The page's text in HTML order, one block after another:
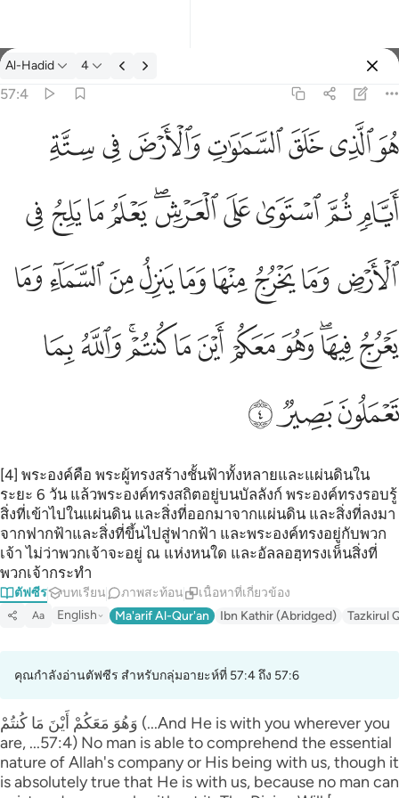
ตัฟซีร: Al-Hadid 57:4
Al-Hadid 4
57:4
وما يعرج فيها وهو معكم اين ما كنتم والله بما تعملون بصير ٤
فِيهَا ۖ وَهُوَ مَعَكُمْ أَيْنَ مَا كُنتُمْ ۚ وَٱللَّهُ بِمَا تَعْمَلُونَ بَصِيرٌۭ ٤
ﱁﱂﱃﱄﱅﱆﱇ
ﱈﱉﱊﱋﱌﱍﱎﱏﱐﱑ
ﱒﱓﱔﱕﱖﱗﱘﱙﱚ
ﱛﱜﱝﱞﱟﱠﱡﱢﱣﱤﱥ
ﱦﱧﱨ
[4] พระองค์คือ พระผู้ทรงสร้างชั้นฟ้าทั้งหลายและแผ่นดินใน
ระยะ 6 วัน แล้วพระองค์ทรงสถิตอยู่บนบัลลังก์ พระองค์ทรงรอบรู้
สิ่งที่เข้าไปในแผ่นดิน และสิ่งที่ออกมาจากแผ่นดิน และสิ่งที่ลงมา
จากฟากฟ้าและสิ่งที่ขึ้นไปสู่ฟากฟ้า และพระองค์ทรงอยู่กับพวก
เจ้า ไม่ว่าพวกเจ้าจะอยู่ ณ แห่งหนใด และอัลลอฮฺทรงเห็นสิ่งที่
พวกเจ้ากระทำ
ตัฟซีร บทเรียน ภาพสะท้อน เนื้อหาที่เกี่ยวข้อง
Aa English Ma'arif Al-Qur'an Ibn Kathir (Abridged) Tazkirul
คุณกำลังอ่านตัฟซีร สำหรับกลุ่มอายะห์ที่ 57:4 ถึง 57:6
وَهُوَ مَعَكُمْ أَيْنَ مَا كُنتُمْ (...And He is with you wherever you
are, ...57:4) No man is able to comprehend the essential
nature of Allah's company or His being with us, though it
is absolutely true that He is with us, because no man can